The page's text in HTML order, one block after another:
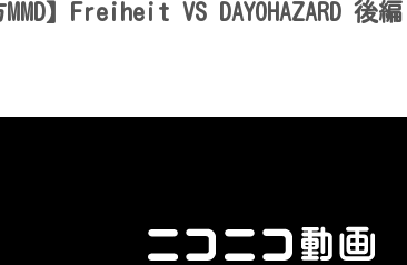
MMD】Freiheit VS DAYOHAZARD 後